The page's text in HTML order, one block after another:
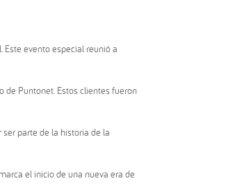
Este evento especial reunió a
de Puntonet. Estos clientes fueron
parte de la historia de la
el inicio de una nueva era de